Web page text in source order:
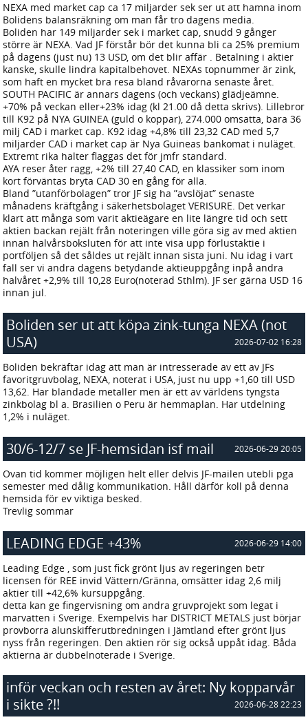
NEXA med market cap ca 17 miljarder sek ser ut att hamna inom
Bolidens balansräkning om man får tro dagens media.
Boliden har 149 miljarder sek i market cap, snudd 9 gånger
större är NEXA. Vad JF förstår bör det kunna bli ca 25% premium
på dagens (just nu) 13 USD, om det blir affär . Betalning i aktier
kanske, skulle lindra kapitalbehovet. NEXAs topnummer är zink,
som haft en mycket bra resa bland råvarorna senaste året.
SOUTH PACIFIC är annars dagens (och veckans) glädjeämne.
+70% på veckan eller+23% idag (kl 21.00 då detta skrivs). Lillebror
till K92 på NYA GUINEA (guld o koppar), 274.000 omsatta, bara 36
milj CAD i market cap. K92 idag +4,8% till 23,32 CAD med 5,7
miljarder CAD i market cap är Nya Guineas bankomat i nuläget.
Extremt rika halter flaggas det för jmfr standard.
AYA reser åter ragg, +2% till 27,40 CAD, en klassiker som inom
kort förväntas bryta CAD 30 en gång för alla.
Bland ”utanförbolagen” tror JF sig ha ”avslöjat” senaste
månadens kräftgång i säkerhetsbolaget VERISURE. Det verkar
klart att många som varit aktieägare en lite längre tid och sett
aktien backan rejält från noteringen ville göra sig av med aktien
innan halvårsboksluten för att inte visa upp förlustaktie i
portföljen så det såldes ut rejält innan sista juni. Nu idag i vart
fall ser vi andra dagens betydande aktieuppgång inpå andra
halvåret +2,9% till 10,28 Euro(noterad Sthlm). JF ser gärna USD 16
innan jul.
Boliden ser ut att köpa zink-tunga NEXA (not
USA)
2026-07-02 16:28
Boliden bekräftar idag att man är intresserade av ett av JFs
favoritgruvbolag, NEXA, noterat i USA, just nu upp +1,60 till USD
13,62. Har blandade metaller men är ett av världens tyngsta
zinkbolag bl a. Brasilien o Peru är hemmaplan. Har utdelning
1,2% i nuläget.
30/6-12/7 se JF-hemsidan isf mail 2026-06-29 20:05
Ovan tid kommer möjligen helt eller delvis JF-mailen utebli pga
semester med dålig kommunikation. Håll därför koll på denna
hemsida för ev viktiga besked.
Trevlig sommar
LEADING EDGE +43% 2026-06-29 14:00
Leading Edge , som just fick grönt ljus av regeringen betr
licensen för REE invid Vättern/Gränna, omsätter idag 2,6 milj
aktier till +42,6% kursuppgång.
detta kan ge fingervisning om andra gruvprojekt som legat i
marvatten i Sverige. Exempelvis har DISTRICT METALS just börjar
provborra alunskifferutbredningen i Jämtland efter grönt ljus
nyss från regeringen. Den aktien rör sig också uppåt idag. Båda
aktierna är dubbelnoterade i Sverige.
inför veckan och resten av året: Ny kopparvår
i sikte ?!!
2026-06-28 22:23